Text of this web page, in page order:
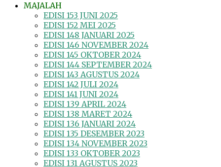
MAJALAH
EDISI 153 JUNI 2025
EDISI 152 MEI 2025
EDISI 148 JANUARI 2025
EDISI 146 NOVEMBER 2024
EDISI 145 OKTOBER 2024
EDISI 144 SEPTEMBER 2024
EDISI 143 AGUSTUS 2024
EDISI 142 JULI 2024
EDISI 141 JUNI 2024
EDISI 139 APRIL 2024
EDISI 138 MARET 2024
EDISI 136 JANUARI 2024
EDISI 135 DESEMBER 2023
EDISI 134 NOVEMBER 2023
EDISI 133 OKTOBER 2023
EDISI 131 AGUSTUS 2023